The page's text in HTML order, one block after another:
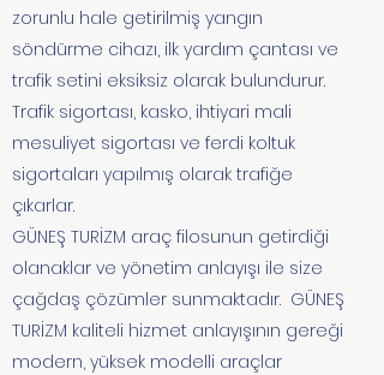
zorunlu hale getirilmiş yangın
söndürme cihazı, ilk yardım çantası ve
trafik setini eksiksiz olarak bulundurur.
Trafik sigortası, kasko, ihtiyari mali
mesuliyet sigortası ve ferdi koltuk
sigortaları yapılmış olarak trafiğe
çıkarlar.
GÜNEŞ TURİZM araç filosunun getirdiği
olanaklar ve yönetim anlayışı ile size
çağdaş çözümler sunmaktadır. GÜNEŞ
TURİZM kaliteli hizmet anlayışının gereği
modern, yüksek modelli araçlar